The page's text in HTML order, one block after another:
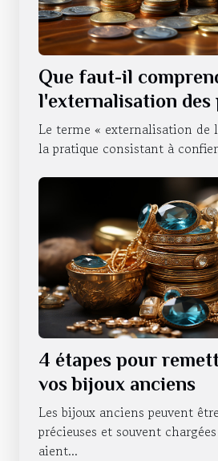
Que faut-il
l'externalisation des
d'une entreprise ?
Le terme « externalisation de
la pratique consistant à
4 étapes pour
vos bijoux anciens
Les bijoux anciens peuvent
précieuses et souvent
aient...